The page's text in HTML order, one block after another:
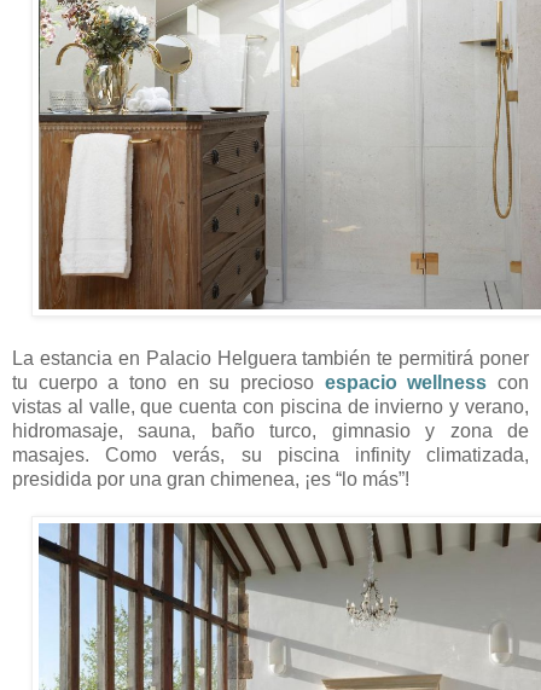
La estancia en Palacio Helguera también te permitirá poner
tu cuerpo a tono en su precioso espacio wellness con
vistas al valle, que cuenta con piscina de invierno y verano,
hidromasaje, sauna, baño turco, gimnasio y zona de
masajes. Como verás, su piscina infinity climatizada,
presidida por una gran chimenea, ¡es “lo más”!